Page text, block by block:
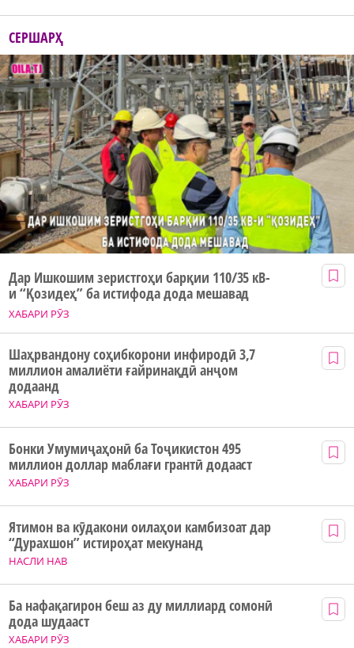
СЕРШАРҲ
ХАБАРИ РӮЗ
Дар Ишкошим зеристгоҳи барқии 110/35 кВ-
и “Қозидеҳ” ба истифода дода мешавад
ХАБАРИ РӮЗ
Шаҳрвандону соҳибкорони инфиродӣ 3,7
миллион амалиёти ғайринақдӣ анҷом
додаанд
ХАБАРИ РӮЗ
Бонки Умумиҷаҳонӣ ба Тоҷикистон 495
миллион доллар маблағи грантӣ додааст
НАСЛИ НАВ
Ятимон ва кӯдакони оилаҳои камбизоат дар
“Дурахшон” истироҳат мекунанд
ХАБАРИ РӮЗ
Ба нафақагирон беш аз ду миллиард сомонӣ
дода шудааст